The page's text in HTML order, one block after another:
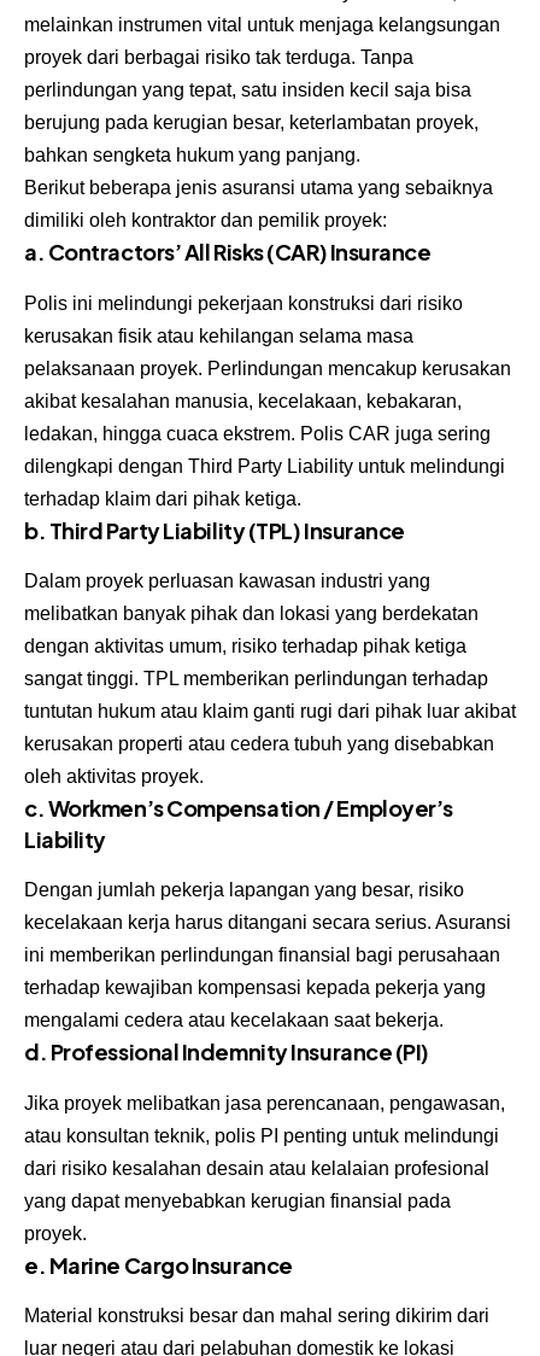
melainkan instrumen vital untuk menjaga kelangsungan
proyek dari berbagai risiko tak terduga. Tanpa
perlindungan yang tepat, satu insiden kecil saja bisa
berujung pada kerugian besar, keterlambatan proyek,
bahkan sengketa hukum yang panjang.
Berikut beberapa jenis asuransi utama yang sebaiknya
dimiliki oleh kontraktor dan pemilik proyek:
a. Contractors’ All Risks (CAR) Insurance
Polis ini melindungi pekerjaan konstruksi dari risiko
kerusakan fisik atau kehilangan selama masa
pelaksanaan proyek. Perlindungan mencakup kerusakan
akibat kesalahan manusia, kecelakaan, kebakaran,
ledakan, hingga cuaca ekstrem. Polis CAR juga sering
dilengkapi dengan Third Party Liability untuk melindungi
terhadap klaim dari pihak ketiga.
b. Third Party Liability (TPL) Insurance
Dalam proyek perluasan kawasan industri yang
melibatkan banyak pihak dan lokasi yang berdekatan
dengan aktivitas umum, risiko terhadap pihak ketiga
sangat tinggi. TPL memberikan perlindungan terhadap
tuntutan hukum atau klaim ganti rugi dari pihak luar akibat
kerusakan properti atau cedera tubuh yang disebabkan
oleh aktivitas proyek.
c. Workmen’s Compensation / Employer’s
Liability
Dengan jumlah pekerja lapangan yang besar, risiko
kecelakaan kerja harus ditangani secara serius. Asuransi
ini memberikan perlindungan finansial bagi perusahaan
terhadap kewajiban kompensasi kepada pekerja yang
mengalami cedera atau kecelakaan saat bekerja.
d. Professional Indemnity Insurance (PI)
Jika proyek melibatkan jasa perencanaan, pengawasan,
atau konsultan teknik, polis PI penting untuk melindungi
dari risiko kesalahan desain atau kelalaian profesional
yang dapat menyebabkan kerugian finansial pada
proyek.
e. Marine Cargo Insurance
Material konstruksi besar dan mahal sering dikirim dari
luar negeri atau dari pelabuhan domestik ke lokasi